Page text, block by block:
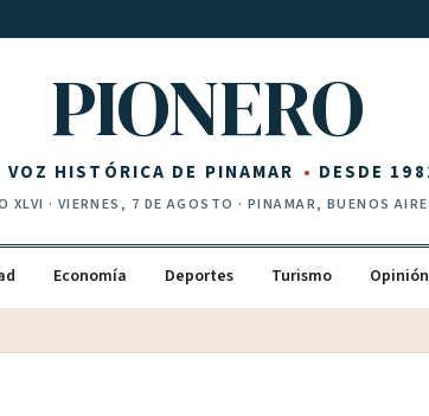
PIONERO
VOZ HISTÓRICA DE PINAMAR DESDE
XLVI · VIERNES, 7 DE AGOSTO · PINAMAR, BUENOS
Economía Deportes Turismo Opinión